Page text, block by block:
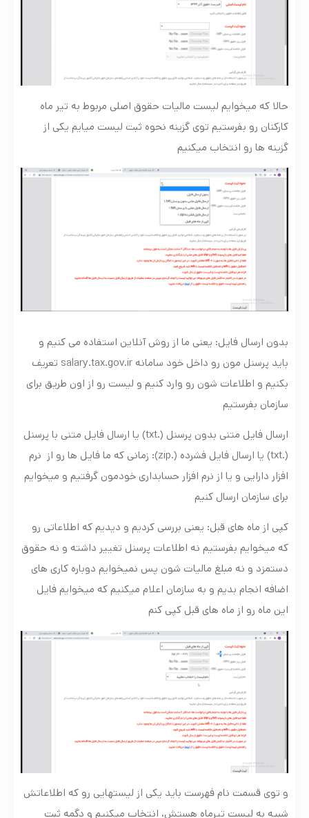
حالا که میخوایم لیست مالیات حقوق اصلی مربوط به تیر ماه
کارکنان رو بفرستیم توی گزینه نحوه ثبت لیست میایم یکی از
گزینه ها رو انتخاب میکنیم
بدون ارسال فایل: یعنی ما از روش آنلاین استفاده می کنیم و
باید پرسنل مون رو داخل خود سامانه salary.tax.gov.ir تعریف
بکنیم و اطلاعات شون رو وارد کنیم و لیست رو از اون طریق برای
سازمان بفرستیم
ارسال فایل متنی بدون پرسنل (.txt) یا ارسال فایل متنی با پرسنل
(.txt) یا ارسال فایل فشرده (.zip): زمانی که ما فایل ها رو از نرم
افزار دارایی و یا از نرم افزار حسابداری خودمون گرفتیم و میخوایم
برای سازمان ارسال کنیم
کپی از ماه های قبل: یعنی بررسی کردیم و دیدیم که اطلاعاتی رو
که میخوایم بفرستیم نه اطلاعات پرسنل تغییر داشته و نه حقوق
دستمزد و نه مبلغ مالیات شون پس نمیخوایم دوباره کاری های
اضافه انجام بدیم و به سازمان اعلام میکنیم که میخوایم فایل
این ماه رو از ماه های قبل کپی کنم
و توی قسمت نام فهرست باید یکی از لیستهایی رو که اطلاعاتش
شبیه به لیست تیرماه هستش، انتخاب میکنیم و دگمه ثبت